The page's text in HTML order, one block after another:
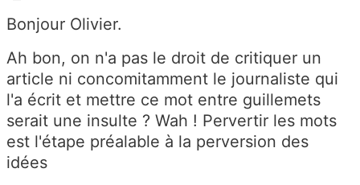
Bonjour Olivier.
Ah bon, on n'a pas le droit de critiquer un
article ni concomitamment le journaliste qui
l'a écrit et mettre ce mot entre guillemets
serait une insulte ? Wah ! Pervertir les mots
est l'étape préalable à la perversion des
idées